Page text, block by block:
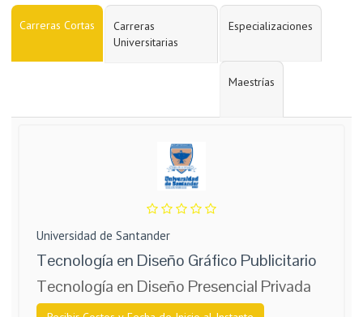
Carreras Cortas
Carreras
Universitarias
Especializaciones
Maestrías
Universidad de Santander
Tecnología en Diseño Gráfico Publicitario
Tecnología en Diseño Presencial Privada